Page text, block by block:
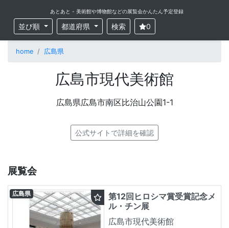
あとあと - 美術館や博物館などの展覧会かんたん予定登録
並び順 都道府県 検索 0
home 広島県
広島市現代美術館
広島県広島市南区比治山公園1-1
公式サイトで詳細を確認
展覧会
第12回ヒロシマ賞受賞記念メ
ル・チン展
広島市現代美術館
広島県